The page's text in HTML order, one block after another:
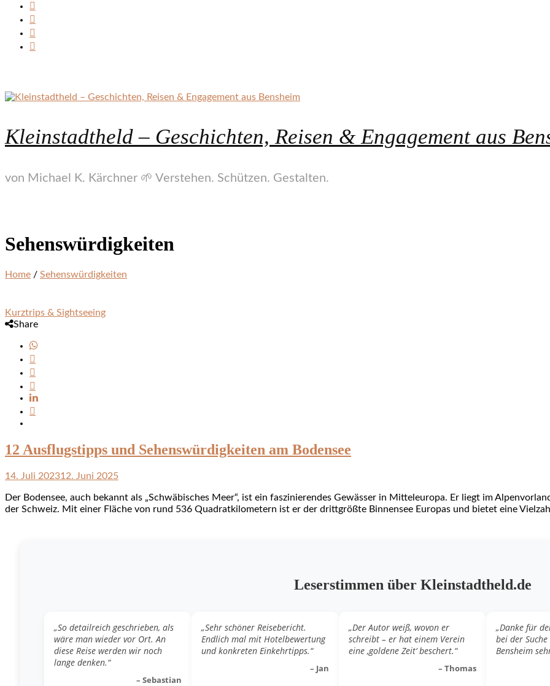
Kleinstadtheld – Geschichten, Reisen & Engagement aus
von Michael K. Kärchner 🌱 Verstehen. Schützen. Gestalten.
Sehenswürdigkeiten
Home / Sehenswürdigkeiten
Kurztrips & Sightseeing
Share
12 Ausflugstipps und Sehenswürdigkeiten am Bodensee
14. Juli 202312. Juni 2025
Der Bodensee, auch bekannt als „Schwäbisches Meer“, ist ein faszinierendes Gewässer in Mitteleuropa. Er liegt im
der Schweiz. Mit einer Fläche von rund 536 Quadratkilometern ist er der drittgrößte Binnensee Europas und bietet eine
Leserstimmen über Kleinstadtheld.de
„So detailreich geschrieben, als
wäre man wieder vor Ort. An
diese Reise werden wir noch
lange denken.“
– Sebastian
„Sehr schöner Reisebericht.
Endlich mal mit Hotelbewertung
und konkreten Einkehrtipps.“
– Jan
„Der Autor weiß, wovon er
schreibt – er hat einem Verein
eine ‚goldene Zeit‘ beschert.“
– Thomas
„Danke für
bei der
Bensheim